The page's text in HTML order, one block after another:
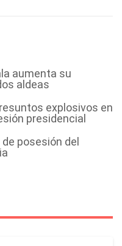
aumenta su
aldeas
explosivos en
presidencial
posesión del